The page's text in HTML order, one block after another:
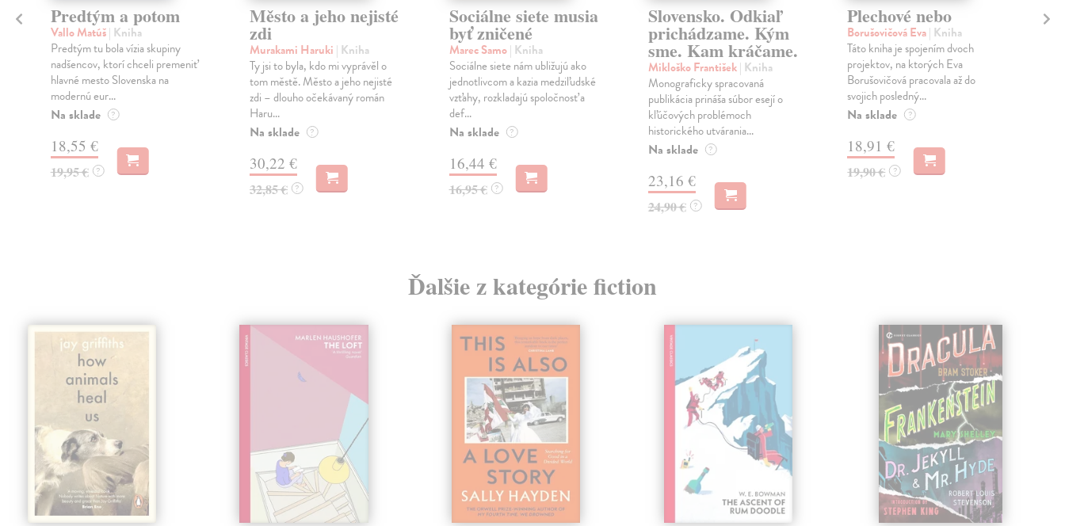
Predtým a potom
Vallo Matúš| Kniha
Predtým tu bola vízia skupiny
nadšencov, ktorí chceli premeniť
hlavné mesto Slovenska na
modernú eur...
Na sklade ?
18,55 €
19,95 € ?
Město a jeho nejisté
zdi
Murakami Haruki | Kniha
Ty jsi to byla, kdo mi vyprávěl o
tom městě. Město a jeho nejisté
zdi – dlouho očekávaný román
Haru...
Na sklade ?
30,22 €
32,85 € ?
Sociálne siete musia
byť zničené
Marec Samo| Kniha
Sociálne siete nám ubližujú ako
jednotlivcom a kazia medziľudské
vzťahy, rozkladajú spoločnosť a
def...
Na sklade ?
16,44 €
16,95 € ?
Slovensko. Odkiaľ
prichádzame. Kým
sme. Kam kráčame.
Mikloško František| Kniha
Monograficky spracovaná
publikácia prináša súbor esejí o
kľúčových problémoch
historického utvárania...
Na sklade ?
23,16 €
24,90 € ?
Plechové nebo
Borušovičová Eva| Kniha
Táto kniha je spojením dvoch
projektov, na ktorých Eva
Borušovičová pracovala až do
svojich posledný...
Na sklade ?
18,91 €
19,90 € ?
Ďalšie z kategórie fiction